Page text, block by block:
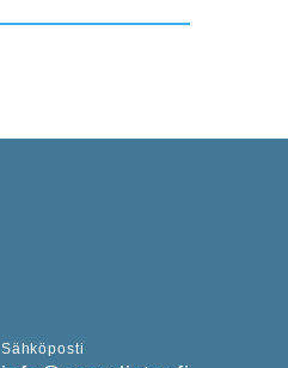
Sähköposti